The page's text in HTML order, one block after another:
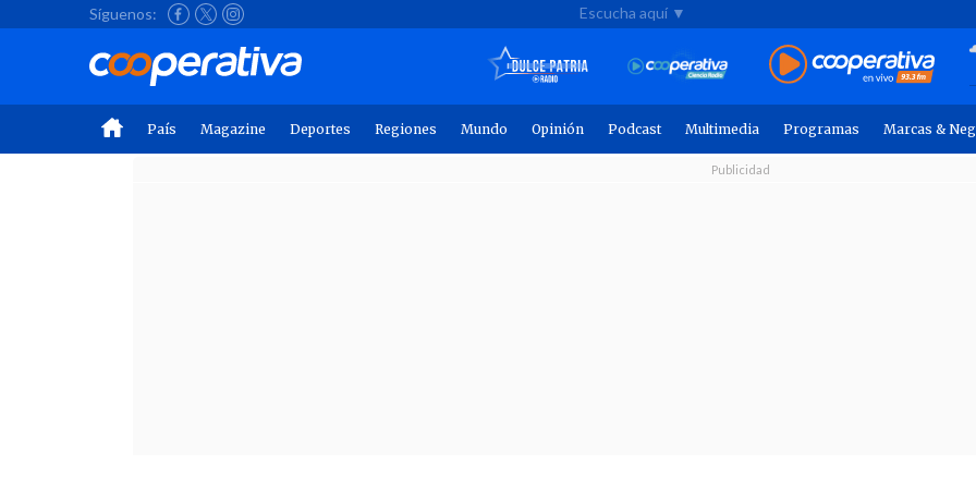
Síguenos: Escucha aquí ▼
País Magazine Deportes Regiones Mundo Opinión Podcast Multimedia Programas Marcas &